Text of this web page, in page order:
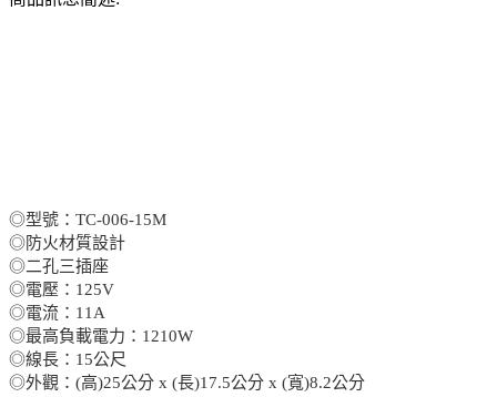
◎型號：TC-006-15M
◎防火材質設計
◎二孔三插座
◎電壓：125V
◎電流：11A
◎最高負載電力：1210W
◎線長：15公尺
◎外觀：(高)25公分 x (長)17.5公分 x (寬)8.2公分